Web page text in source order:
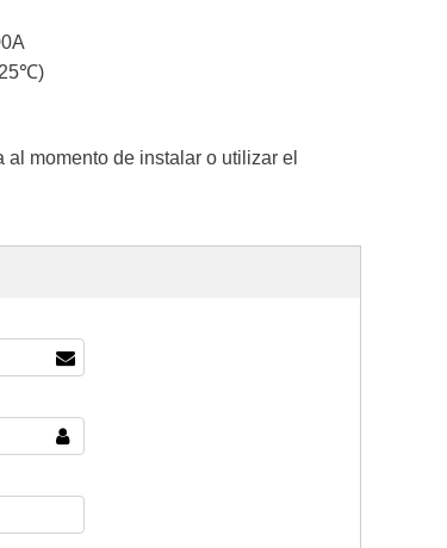
momento de instalar o utilizar el